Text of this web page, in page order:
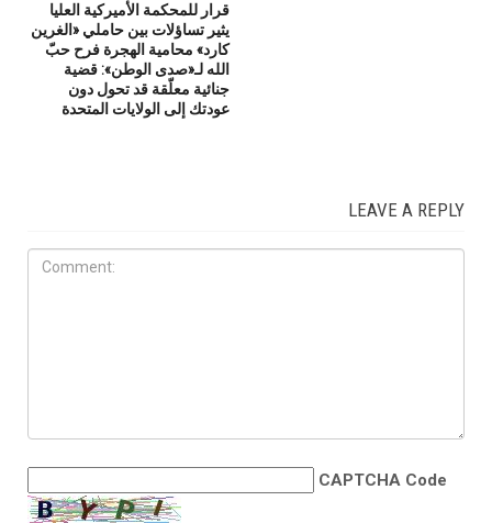
قرار للمحكمة الأميركية العليا
يثير تساؤلات بين حاملي «الغرين
كارد» محامية الهجرة فرح حبّ
الله لـ«صدى الوطن»: قضية
جنائية معلّقة قد تحول دون
عودتك إلى الولايات المتحدة
LEAVE A REPLY
CAPTCHA Code